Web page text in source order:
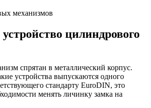
цилиндрового
спрятан в металлический корпус.
устройства выпускаются одного
стандарту EuroDIN, это
менять личинку замка на